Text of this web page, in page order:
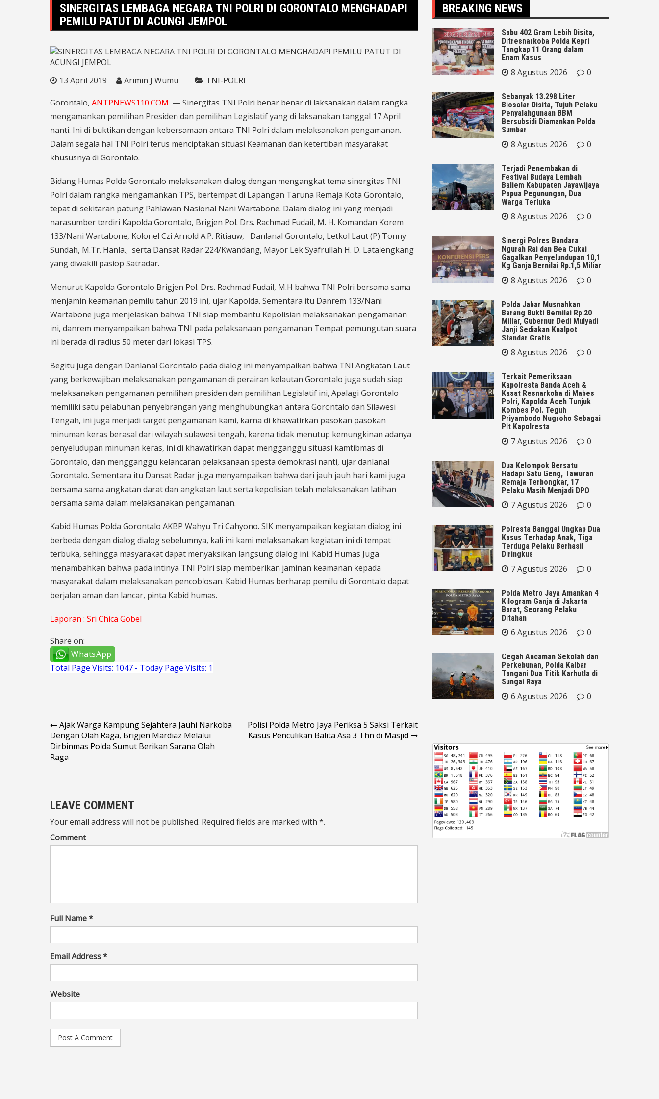
SINERGITAS LEMBAGA NEGARA TNI POLRI DI GORONTALO MENGHADAPI
PEMILU PATUT DI ACUNGI JEMPOL
13 April 2019 Arimin J Wumu TNI-POLRI
Gorontalo, ANTPNEWS110.COM — Sinergitas TNI Polri benar benar di laksanakan dalam rangka
mengamankan pemilihan Presiden dan pemilihan Legislatif yang di laksanakan tanggal 17 April
nanti. Ini di buktikan dengan kebersamaan antara TNI Polri dalam melaksanakan pengamanan.
Dalam segala hal TNI Polri terus menciptakan situasi Keamanan dan ketertiban masyarakat
khususnya di Gorontalo.
Bidang Humas Polda Gorontalo melaksanakan dialog dengan mengangkat tema sinergitas TNI
Polri dalam rangka mengamankan TPS, bertempat di Lapangan Taruna Remaja Kota Gorontalo,
tepat di sekitaran patung Pahlawan Nasional Nani Wartabone. Dalam dialog ini yang menjadi
narasumber terdiri Kapolda Gorontalo, Brigjen Pol. Drs. Rachmad Fudail, M. H. Komandan Korem
133/Nani Wartabone, Kolonel Czi Arnold A.P. Ritiauw,
Danlanal Gorontalo, Letkol Laut (P) Tonny
Sundah, M.Tr. Hanla., serta Dansat Radar 224/Kwandang, Mayor Lek Syafrullah H. D. Latalengkang
yang diwakili pasiop Satradar.
Menurut Kapolda Gorontalo Brigjen Pol. Drs. Rachmad Fudail, M.H bahwa TNI Polri bersama sama
menjamin keamanan pemilu tahun 2019 ini, ujar Kapolda. Sementara itu Danrem 133/Nani
Wartabone juga menjelaskan bahwa TNI siap membantu Kepolisian melaksanakan pengamanan
ini, danrem menyampaikan bahwa TNI pada pelaksanaan pengamanan Tempat pemungutan suara
ini berada di radius 50 meter dari lokasi TPS.
Begitu juga dengan Danlanal Gorontalo pada dialog ini menyampaikan bahwa TNI Angkatan Laut
yang berkewajiban melaksanakan pengamanan di perairan kelautan Gorontalo juga sudah siap
melaksanakan pengamanan pemilihan presiden dan pemilihan Legislatif ini, Apalagi Gorontalo
memiliki satu pelabuhan penyebrangan yang menghubungkan antara Gorontalo dan Silawesi
Tengah, ini juga menjadi target pengamanan kami, karna di khawatirkan pasokan pasokan
minuman keras berasal dari wilayah sulawesi tengah, karena tidak menutup kemungkinan adanya
penyeludupan minuman keras, ini di khawatirkan dapat mengganggu situasi kamtibmas di
Gorontalo, dan mengganggu kelancaran pelaksanaan spesta demokrasi nanti, ujar danlanal
Gorontalo. Sementara itu Dansat Radar juga menyampaikan bahwa dari jauh jauh hari kami juga
bersama sama angkatan darat dan angkatan laut serta kepolisian telah melaksanakan latihan
bersama sama dalam melaksanakan pengamanan.
Kabid Humas Polda Gorontalo AKBP Wahyu Tri Cahyono. SIK menyampaikan kegiatan dialog ini
berbeda dengan dialog dialog sebelumnya, kali ini kami melaksanakan kegiatan ini di tempat
terbuka, sehingga masyarakat dapat menyaksikan langsung dialog ini. Kabid Humas Juga
menambahkan bahwa pada intinya TNI Polri siap memberikan jaminan keamanan kepada
masyarakat dalam melaksanakan pencoblosan. Kabid Humas berharap pemilu di Gorontalo dapat
berjalan aman dan lancar, pinta Kabid humas.
Laporan : Sri Chica Gobel
Share on:
WhatsApp
Total Page Visits: 1047 - Today Page Visits: 1
Navigasi
pos
Ajak Warga Kampung Sejahtera Jauhi Narkoba
Dengan Olah Raga, Brigjen Mardiaz Melalui
Dirbinmas Polda Sumut Berikan Sarana Olah
Raga
Polisi Polda Metro Jaya Periksa 5 Saksi Terkait
Kasus Penculikan Balita Asa 3 Thn di Masjid
LEAVE COMMENT
Your email address will not be published. Required fields are marked with *.
Comment
Full Name *
Email Address *
Website
BREAKING NEWS
Sabu 402 Gram Lebih Disita,
Ditresnarkoba Polda Kepri
Tangkap 11 Orang dalam
Enam Kasus
8 Agustus 2026 0
Sebanyak 13.298 Liter
Biosolar Disita, Tujuh Pelaku
Penyalahgunaan BBM
Bersubsidi Diamankan Polda
Sumbar
8 Agustus 2026 0
Terjadi Penembakan di
Festival Budaya Lembah
Baliem Kabupaten Jayawijaya
Papua Pegunungan, Dua
Warga Terluka
8 Agustus 2026 0
Sinergi Polres Bandara
Ngurah Rai dan Bea Cukai
Gagalkan Penyelundupan 10,1
Kg Ganja Bernilai Rp.1,5 Miliar
8 Agustus 2026 0
Polda Jabar Musnahkan
Barang Bukti Bernilai Rp.20
Miliar, Gubernur Dedi Mulyadi
Janji Sediakan Knalpot
Standar Gratis
8 Agustus 2026 0
Terkait Pemeriksaan
Kapolresta Banda Aceh &
Kasat Resnarkoba di Mabes
Polri, Kapolda Aceh Tunjuk
Kombes Pol. Teguh
Priyambodo Nugroho Sebagai
Plt Kapolresta
7 Agustus 2026 0
Dua Kelompok Bersatu
Hadapi Satu Geng, Tawuran
Remaja Terbongkar, 17
Pelaku Masih Menjadi DPO
7 Agustus 2026 0
Polresta Banggai Ungkap Dua
Kasus Terhadap Anak, Tiga
Terduga Pelaku Berhasil
Diringkus
7 Agustus 2026 0
Polda Metro Jaya Amankan 4
Kilogram Ganja di Jakarta
Barat, Seorang Pelaku
Ditahan
6 Agustus 2026 0
Cegah Ancaman Sekolah dan
Perkebunan, Polda Kalbar
Tangani Dua Titik Karhutla di
Sungai Raya
6 Agustus 2026 0